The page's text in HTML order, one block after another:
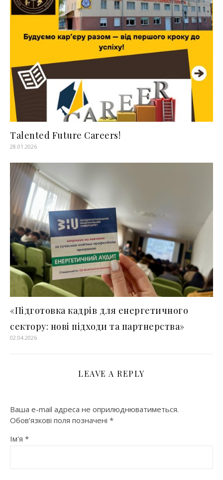
Talented Future Careers!
28.01.2026
«Підготовка кадрів для енергетичного
сектору: нові підходи та партнерства»
02.04.2026
LEAVE A REPLY
Ваша e-mail адреса не оприлюднюватиметься.
Обов’язкові поля позначені *
Ім'я *